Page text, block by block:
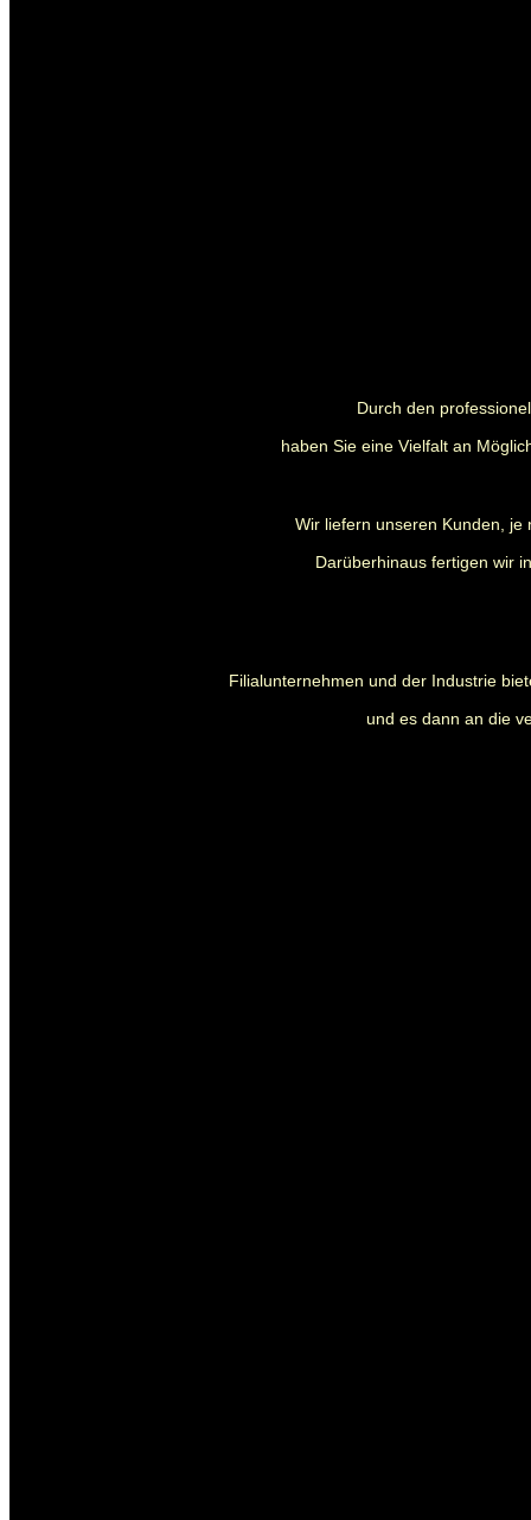
Durch den
haben Sie eine Vielfalt an
Wir liefern unseren Kunden, je
Darüberhinaus fertigen wir
Filialunternehmen und der Industrie
und es dann an die